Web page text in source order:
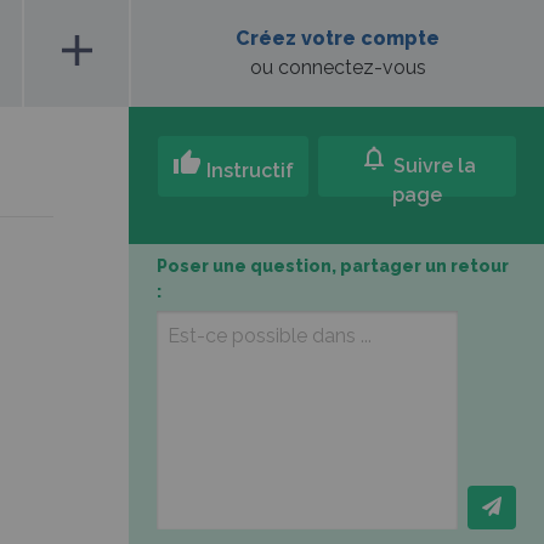
add
Créez votre compte
ou connectez-vous
thumb_up Instructif notifications Suivre la
page
Poser une question, partager un retour
: